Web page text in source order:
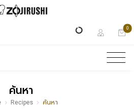
0
ค้นหา
Recipes ค้นหา